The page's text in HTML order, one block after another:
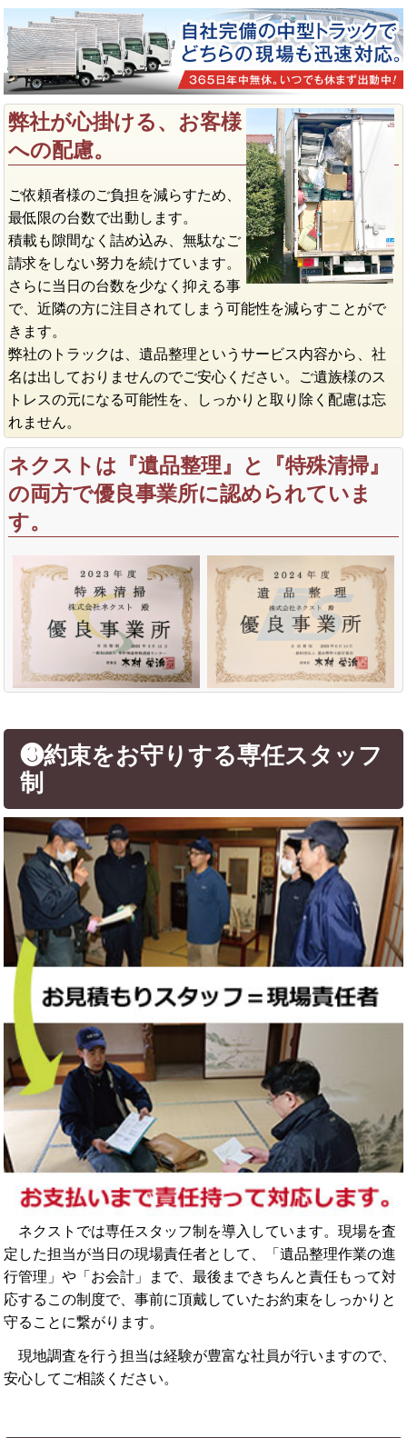
弊社が心掛ける、お客様
への配慮。
ご依頼者様のご負担を減らすため、
最低限の台数で出動します。
積載も隙間なく詰め込み、無駄なご
請求をしない努力を続けています。
さらに当日の台数を少なく抑える事
で、近隣の方に注目されてしまう可能性を減らすことがで
きます。
弊社のトラックは、遺品整理というサービス内容から、社
名は出しておりませんのでご安心ください。ご遺族様のス
トレスの元になる可能性を、しっかりと取り除く配慮は忘
れません。
ネクストは『遺品整理』と『特殊清掃』
の両方で優良事業所に認められていま
す。
❸約束をお守りする専任スタッフ
制
ネクストでは専任スタッフ制を導入しています。現場を査
定した担当が当日の現場責任者として、「遺品整理作業の進
行管理」や「お会計」まで、最後まできちんと責任もって対
応するこの制度で、事前に頂戴していたお約束をしっかりと
守ることに繋がります。
現地調査を行う担当は経験が豊富な社員が行いますので、
安心してご相談ください。